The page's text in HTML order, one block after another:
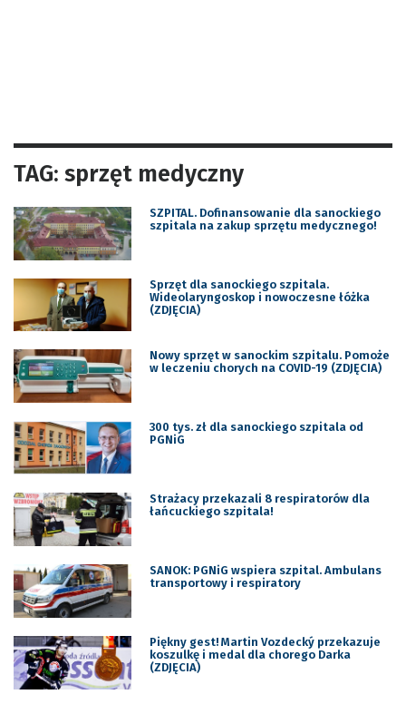
TAG: sprzęt medyczny
SZPITAL. Dofinansowanie dla sanockiego
szpitala na zakup sprzętu medycznego!
Sprzęt dla sanockiego szpitala.
Wideolaryngoskop i nowoczesne łóżka
(ZDJĘCIA)
Nowy sprzęt w sanockim szpitalu. Pomoże
w leczeniu chorych na COVID-19 (ZDJĘCIA)
300 tys. zł dla sanockiego szpitala od
PGNiG
Strażacy przekazali 8 respiratorów dla
łańcuckiego szpitala!
SANOK: PGNiG wspiera szpital. Ambulans
transportowy i respiratory
Piękny gest! Martin Vozdecký przekazuje
koszulkę i medal dla chorego Darka
(ZDJĘCIA)